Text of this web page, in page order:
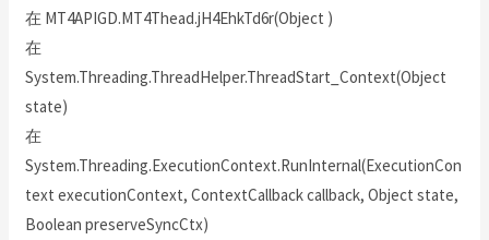
在 MT4APIGD.MT4Thead.jH4EhkTd6r(Object )
在
System.Threading.ThreadHelper.ThreadStart_Context(Object
state)
在
System.Threading.ExecutionContext.RunInternal(ExecutionCon
text executionContext, ContextCallback callback, Object state,
Boolean preserveSyncCtx)